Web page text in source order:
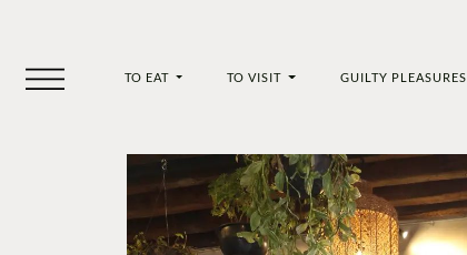
TO EAT TO VISIT GUILTY PLEASURES